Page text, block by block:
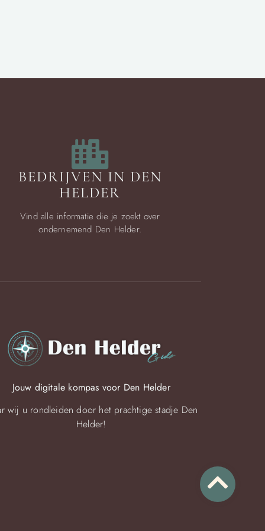
BEDRIJVEN IN DEN
HELDER
Vind alle informatie die je zoekt over
ondernemend Den Helder.
Jouw digitale kompas voor Den Helder
wij u rondleiden door het prachtige stadje Den
Helder!